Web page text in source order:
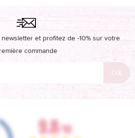
et profitez de -10% sur votre
commande